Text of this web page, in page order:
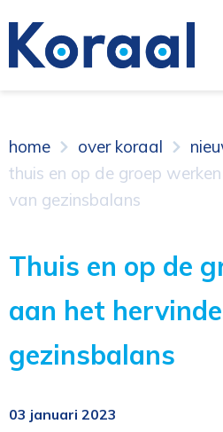
home over koraal
thuis en op de groep
van gezinsbalans
Thuis en op de
aan het
gezinsbalans
03 januari 2023